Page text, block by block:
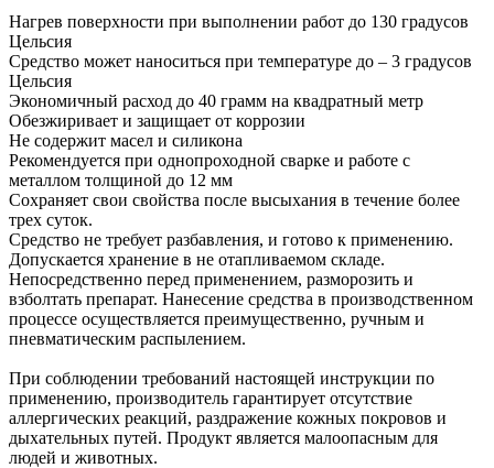
Нагрев поверхности при выполнении работ до 130 градусов
Цельсия
Средство может наноситься при температуре до – 3 градусов
Цельсия
Экономичный расход до 40 грамм на квадратный метр
Обезжиривает и защищает от коррозии
Не содержит масел и силикона
Рекомендуется при однопроходной сварке и работе с
металлом толщиной до 12 мм
Сохраняет свои свойства после высыхания в течение более
трех суток.
Средство не требует разбавления, и готово к применению.
Допускается хранение в не отапливаемом складе.
Непосредственно перед применением, разморозить и
взболтать препарат. Нанесение средства в производственном
процессе осуществляется преимущественно, ручным и
пневматическим распылением.
При соблюдении требований настоящей инструкции по
применению, производитель гарантирует отсутствие
аллергических реакций, раздражение кожных покровов и
дыхательных путей. Продукт является малоопасным для
людей и животных.